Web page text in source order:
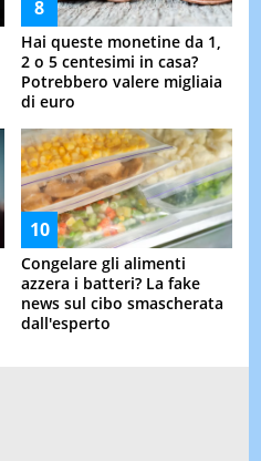
Hai queste monetine da 1,
2 o 5 centesimi in casa?
Potrebbero valere migliaia
di euro
Congelare gli alimenti
azzera i batteri? La fake
news sul cibo smascherata
dall'esperto